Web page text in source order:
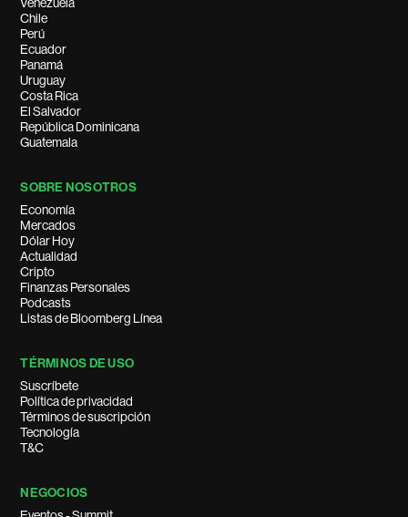
Chile
Perú
Ecuador
Panamá
Uruguay
Costa Rica
El Salvador
República Dominicana
Guatemala
SOBRE NOSOTROS
Economía
Mercados
Dólar Hoy
Actualidad
Cripto
Finanzas Personales
Podcasts
Listas de Bloomberg Línea
TÉRMINOS DE USO
Suscríbete
Política de privacidad
Términos de suscripción
Tecnología
T&C
NEGOCIOS